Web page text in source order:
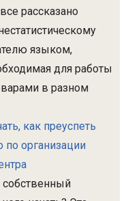
рассказано
языком,
для работы
в разном
как преуспеть
по организации
собственный